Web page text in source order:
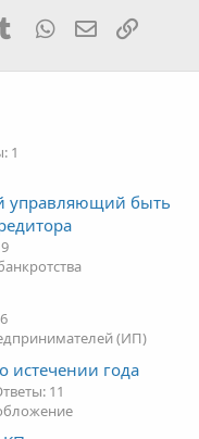
и лиц которые
должностные. На мой
Tumblr WhatsApp Ссылка
1
управляющий быть
(ИП)
истечении года
11